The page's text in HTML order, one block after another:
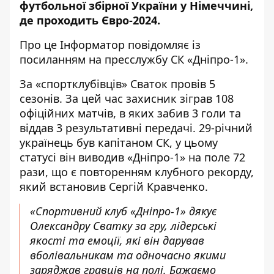
футбольної збірної України у Німеччині,
де проходить Євро-2024.
Про це Інформатор повідомляє із
посиланням на пресслужбу СК «Дніпро-1».
За «спортклубівців» Сваток провів 5
сезонів. За цей час захисник зіграв 108
офіційних матчів, в яких забив 3 голи та
віддав 3 результативні передачі. 29-річний
українець був капітаном СК, у цьому
статусі він виводив «Дніпро-1» на поле 72
рази, що є повторенням клубного рекорду,
який встановив Сергій Кравченко.
«Спортивний клуб «Дніпро-1» дякує
Олександру Сватку за гру, лідерські
якості та емоції, які він дарував
вболівальникам та одночасно якими
заряджав гравців на полі. Бажаємо